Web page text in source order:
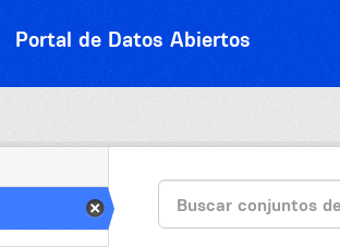
Portal de Datos Abiertos